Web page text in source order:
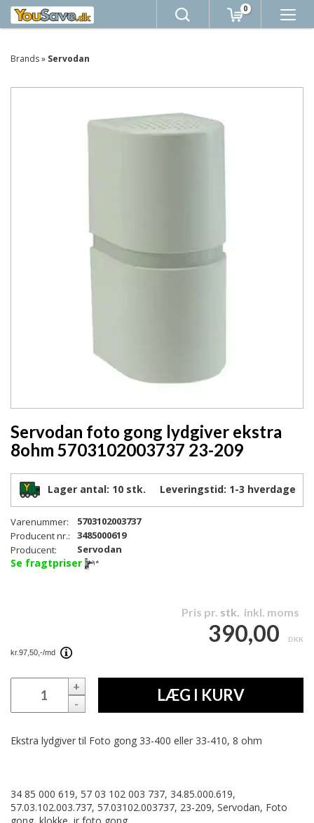
0
Brands» Servodan
Servodan foto gong lydgiver ekstra
8ohm 5703102003737 23-209
Lager antal: 10 stk. Leveringstid: 1-3 hverdage
Varenummer:
5703102003737
Producent nr.:
3485000619
Producent:
Servodan
Se fragtpriser
Pris pr. stk. inkl. moms
390,00 DKK
+
-
LÆG I KURV
Ekstra lydgiver til Foto gong 33-400 eller 33-410, 8 ohm
34 85 000 619, 57 03 102 003 737, 34.85.000.619,
57.03.102.003.737, 57.03102.003737, 23-209, Servodan, Foto